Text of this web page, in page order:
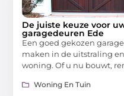
De juiste keuze voor
garagedeuren Ede
Een goed gekozen
maken in de uitstraling
woning. Of u nu bouwt,
Woning En Tuin